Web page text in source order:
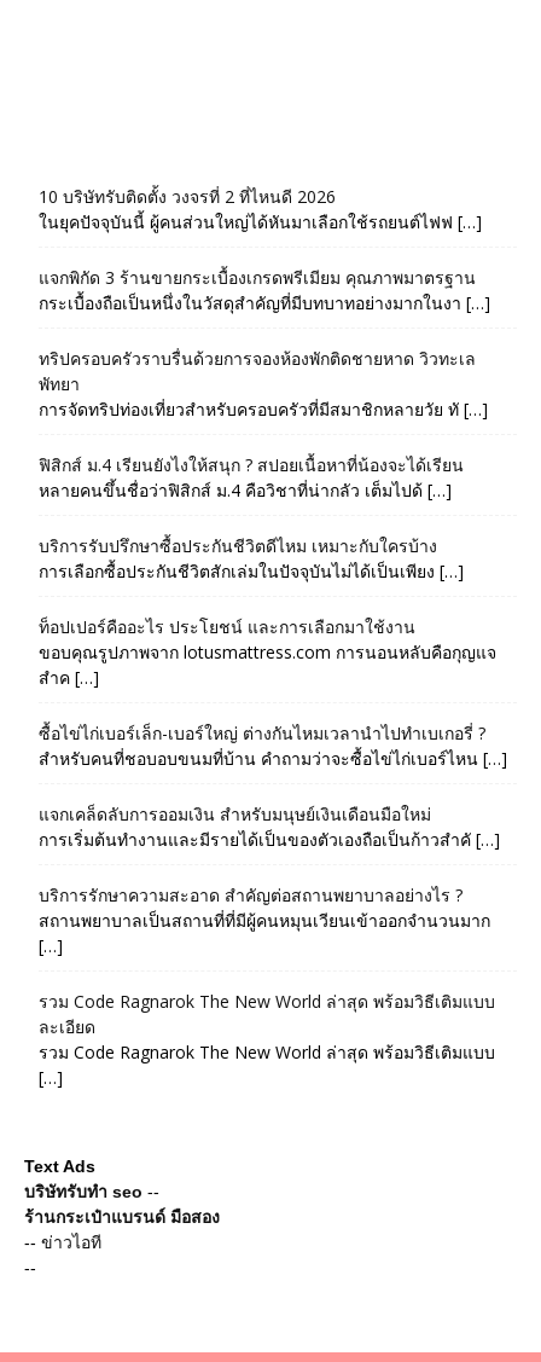
10 บริษัทรับติดตั้ง วงจรที่ 2 ที่ไหนดี 2026
ในยุคปัจจุบันนี้ ผู้คนส่วนใหญ่ได้หันมาเลือกใช้รถยนต์ไฟฟ […]
แจกพิกัด 3 ร้านขายกระเบื้องเกรดพรีเมียม คุณภาพมาตรฐาน
กระเบื้องถือเป็นหนึ่งในวัสดุสำคัญที่มีบทบาทอย่างมากในงา […]
ทริปครอบครัวราบรื่นด้วยการจองห้องพักติดชายหาด วิวทะเล
พัทยา
การจัดทริปท่องเที่ยวสำหรับครอบครัวที่มีสมาชิกหลายวัย ทั […]
ฟิสิกส์ ม.4 เรียนยังไงให้สนุก ? สปอยเนื้อหาที่น้องจะได้เรียน
หลายคนขึ้นชื่อว่าฟิสิกส์ ม.4 คือวิชาที่น่ากลัว เต็มไปด้ […]
บริการรับปรึกษาซื้อประกันชีวิตดีไหม เหมาะกับใครบ้าง
การเลือกซื้อประกันชีวิตสักเล่มในปัจจุบันไม่ได้เป็นเพียง […]
ท็อปเปอร์คืออะไร ประโยชน์ และการเลือกมาใช้งาน
ขอบคุณรูปภาพจาก lotusmattress.com การนอนหลับคือกุญแจ
สำค […]
ซื้อไข่ไก่เบอร์เล็ก-เบอร์ใหญ่ ต่างกันไหมเวลานำไปทำเบเกอรี่ ?
สำหรับคนที่ชอบอบขนมที่บ้าน คำถามว่าจะซื้อไข่ไก่เบอร์ไหน […]
แจกเคล็ดลับการออมเงิน สำหรับมนุษย์เงินเดือนมือใหม่
การเริ่มต้นทำงานและมีรายได้เป็นของตัวเองถือเป็นก้าวสำคั […]
บริการรักษาความสะอาด สำคัญต่อสถานพยาบาลอย่างไร ?
สถานพยาบาลเป็นสถานที่ที่มีผู้คนหมุนเวียนเข้าออกจำนวนมาก
[…]
รวม Code Ragnarok The New World ล่าสุด พร้อมวิธีเติมแบบ
ละเอียด
รวม Code Ragnarok The New World ล่าสุด พร้อมวิธีเติมแบบ
[…]
Text Ads
บริษัทรับทำ seo --
ร้านกระเป๋าแบรนด์ มือสอง
-- ข่าวไอที
--